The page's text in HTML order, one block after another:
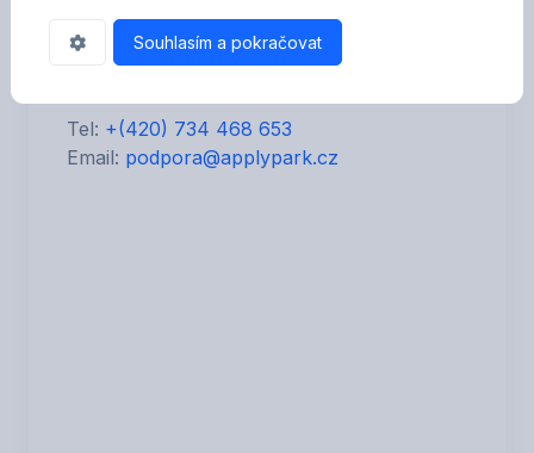
Spisová značka: C 100269/KSOS
Společnost zapsaná Krajským soudem v
Ostravě
Tel: +(420) 734 468 653
Email: podpora@applypark.cz
Souhlasím a pokračovat